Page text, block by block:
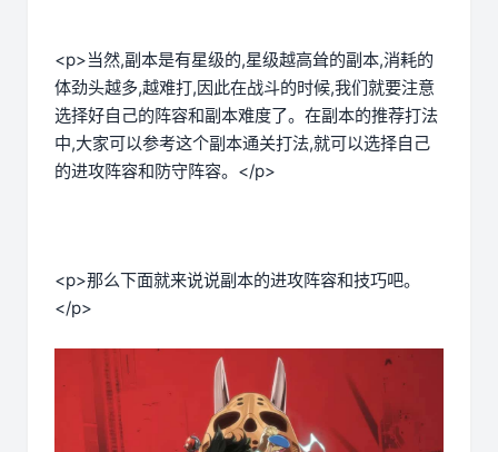
<p>当然,副本是有星级的,星级越高耸的副本,消耗的
体劲头越多,越难打,因此在战斗的时候,我们就要注意
选择好自己的阵容和副本难度了。在副本的推荐打法
中,大家可以参考这个副本通关打法,就可以选择自己
的进攻阵容和防守阵容。</p>
<p>那么下面就来说说副本的进攻阵容和技巧吧。
</p>